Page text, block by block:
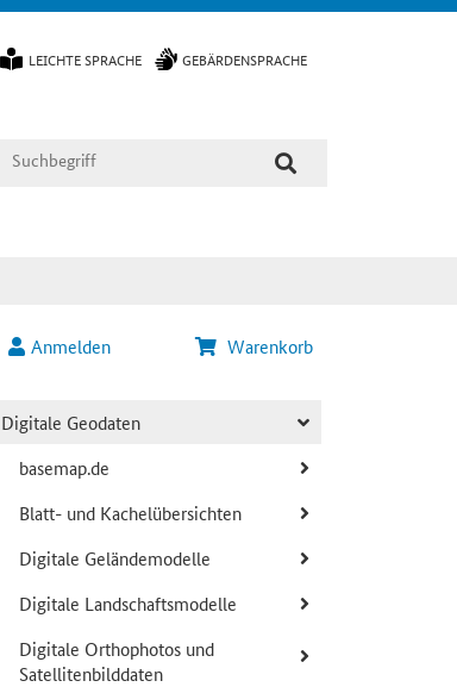
LEICHTE SPRACHE GEBÄRDENSPRACHE
Anmelden Warenkorb
Digitale Geodaten
basemap.de
Blatt- und Kachelübersichten
Digitale Geländemodelle
Digitale Landschaftsmodelle
Digitale Orthophotos und
Satellitenbilddaten